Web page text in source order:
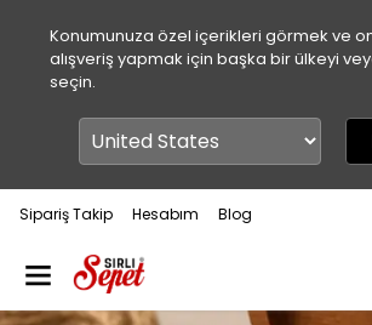
Konumunuza özel içerikleri görmek ve
alışveriş yapmak için başka bir ülkeyi
seçin.
Sipariş Takip Hesabım Blog